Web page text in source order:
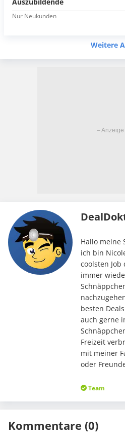
Auszubildende
Nur Neukunden
Weitere
Hallo meine
ich bin
coolsten
immer
besten
auch gerne
Freizeit
mit meiner
oder
Team
Kommentare (0)